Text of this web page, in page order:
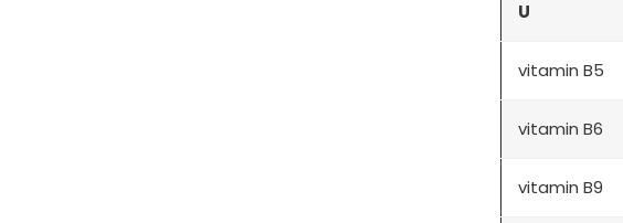
U
vitamin B5
vitamin B6
vitamin B9